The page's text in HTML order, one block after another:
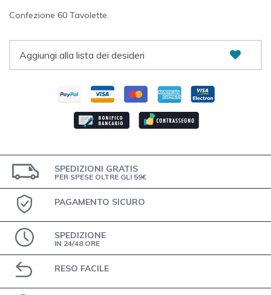
Confezione 60 Tavolette.
Aggiungi alla lista dei desideri
SPEDIZIONI GRATIS
PER SPESE OLTRE GLI 59€
PAGAMENTO SICURO
SPEDIZIONE
IN 24/48 ORE
RESO FACILE